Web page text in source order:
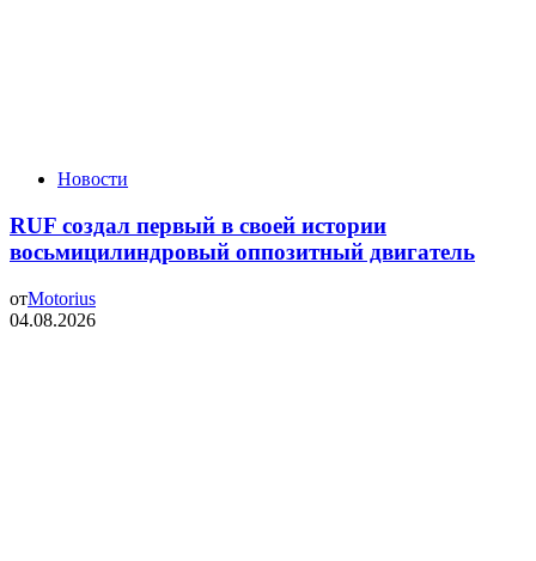
Новости
RUF создал первый в своей истории
восьмицилиндровый оппозитный двигатель
отMotorius
04.08.2026